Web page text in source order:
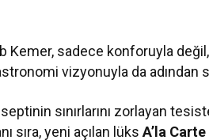
Kemer, sadece konforuyla değil,
vizyonuyla da adından
sınırlarını zorlayan
sıra, yeni açılan lüksA’la